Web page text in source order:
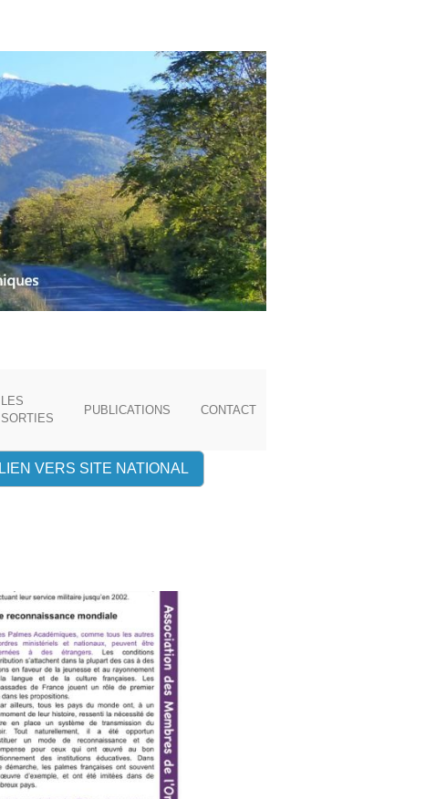
LES
SORTIES
PUBLICATIONS CONTACT
LIEN VERS SITE NATIONAL